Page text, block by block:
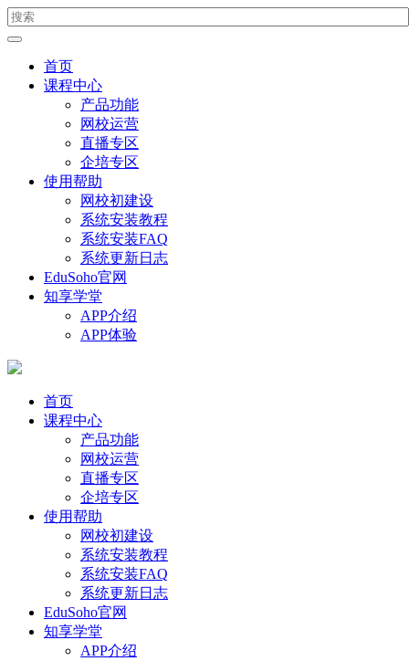
首页
课程中心
产品功能
网校运营
直播专区
企培专区
使用帮助
网校初建设
系统安装教程
系统安装FAQ
系统更新日志
EduSoho官网
知享学堂
APP介绍
APP体验
首页
课程中心
产品功能
网校运营
直播专区
企培专区
使用帮助
网校初建设
系统安装教程
系统安装FAQ
系统更新日志
EduSoho官网
知享学堂
APP介绍